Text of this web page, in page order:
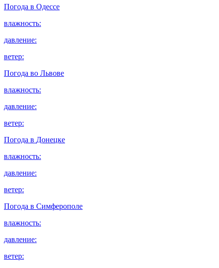
Погода в Одессе
влажность:
давление:
ветер:
Погода во Львове
влажность:
давление:
ветер:
Погода в Донецке
влажность:
давление:
ветер:
Погода в Симферополе
влажность:
давление:
ветер: